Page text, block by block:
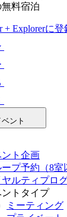
料宿泊
+ Explorerに登
ント
ント企画
プ予約（8室
ヤルティプロ
ントタイプ
ミーティング